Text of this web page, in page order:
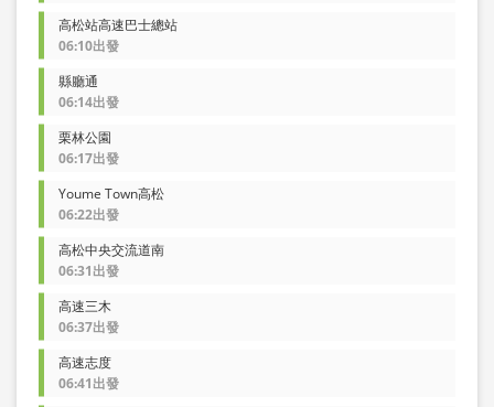
高松站高速巴士總站
06:10出發
縣廳通
06:14出發
栗林公園
06:17出發
Youme Town高松
06:22出發
高松中央交流道南
06:31出發
高速三木
06:37出發
高速志度
06:41出發